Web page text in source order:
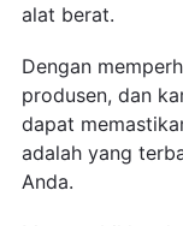
alat berat.
Dengan
produsen, dan
dapat
adalah yang
Anda.